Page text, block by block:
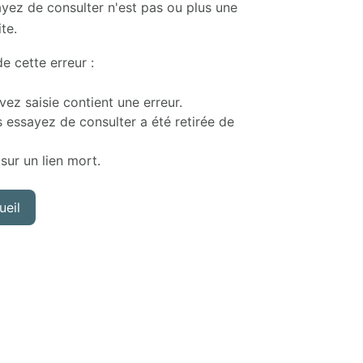
de consulter n'est pas ou plus une
cette erreur :
saisie contient une erreur.
essayez de consulter a été retirée de
un lien mort.